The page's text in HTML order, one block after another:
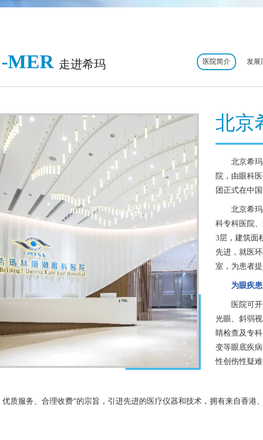
MER 走进希玛 医院简介 发展
北京
北京希
院，由眼科
团正式在中
北京希
科专科医院
3层，建筑面
先进，就医
室，为患者
为眼疾
医院可
光眼、斜弱
睛检查及专
变等眼底疾
性创伤性疑
质服务、合理收费”的宗旨，引进先进的医疗仪器和技术，拥有来自香